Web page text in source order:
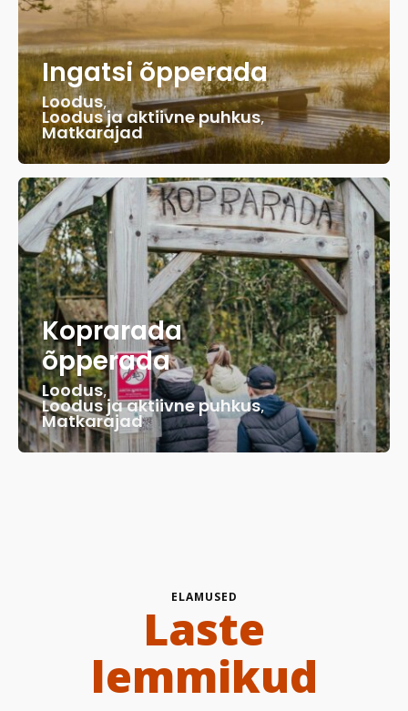
Ingatsi õpperada
Loodus,
Loodus ja aktiivne puhkus,
Matkarajad
Koprarada
õpperada
Loodus,
Loodus ja aktiivne puhkus,
Matkarajad
ELAMUSED
Laste
lemmikud